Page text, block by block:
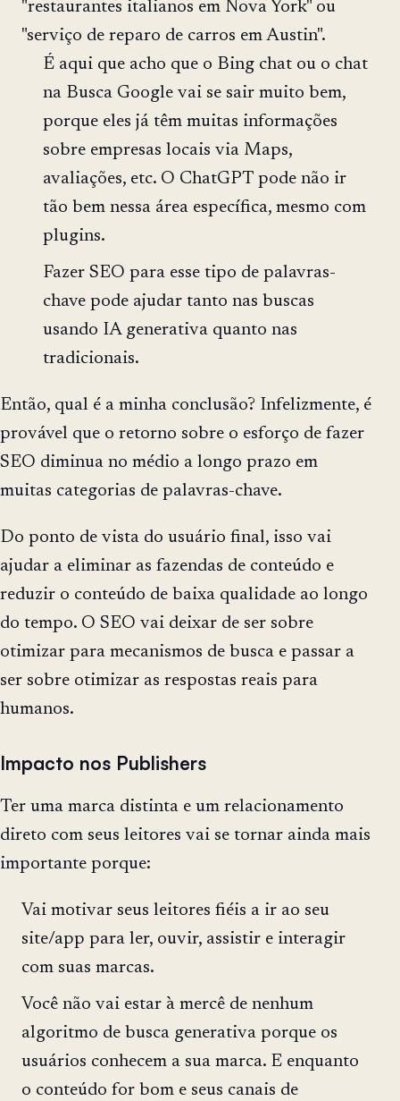
"restaurantes italianos em Nova York" ou
"serviço de reparo de carros em Austin".
É aqui que acho que o Bing chat ou o chat
na Busca Google vai se sair muito bem,
porque eles já têm muitas informações
sobre empresas locais via Maps,
avaliações, etc. O ChatGPT pode não ir
tão bem nessa área específica, mesmo com
plugins.
Fazer SEO para esse tipo de palavras-
chave pode ajudar tanto nas buscas
usando IA generativa quanto nas
tradicionais.
Então, qual é a minha conclusão? Infelizmente, é
provável que o retorno sobre o esforço de fazer
SEO diminua no médio a longo prazo em
muitas categorias de palavras-chave.
Do ponto de vista do usuário final, isso vai
ajudar a eliminar as fazendas de conteúdo e
reduzir o conteúdo de baixa qualidade ao longo
do tempo. O SEO vai deixar de ser sobre
otimizar para mecanismos de busca e passar a
ser sobre otimizar as respostas reais para
humanos.
Impacto nos Publishers
Ter uma marca distinta e um relacionamento
direto com seus leitores vai se tornar ainda mais
importante porque:
Vai motivar seus leitores fiéis a ir ao seu
site/app para ler, ouvir, assistir e interagir
com suas marcas.
Você não vai estar à mercê de nenhum
algoritmo de busca generativa porque os
usuários conhecem a sua marca. E enquanto
o conteúdo for bom e seus canais de